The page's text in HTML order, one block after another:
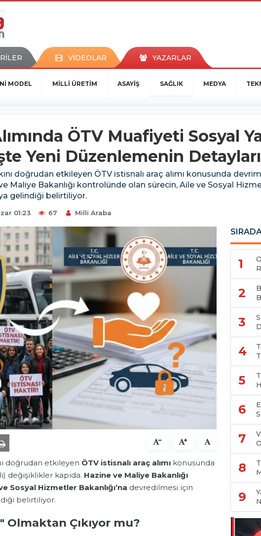
VİDEOLAR YAZARLAR
MODEL MİLLİ ÜRETİM ASAYİŞ SAĞLIK MEDYA
ÖTV Muafiyeti Sosyal
Yeni Düzenlemenin Detayları
doğrudan etkileyen ÖTV istisnalı araç alımı konusunda
Maliye Bakanlığı kontrolünde olan sürecin, Aile ve Sosyal
gelindiği belirtiliyor.
01:23 67 Milli Araba
doğrudan etkileyen ÖTV istisnalı araç alımı konusunda
değişiklikler kapıda. Hazine ve Maliye Bakanlığı
Sosyal Hizmetler Bakanlığı’na devredilmesi için
belirtiliyor.
Çıkıyor mu?
1
2
3
4
5
6
7
8
9